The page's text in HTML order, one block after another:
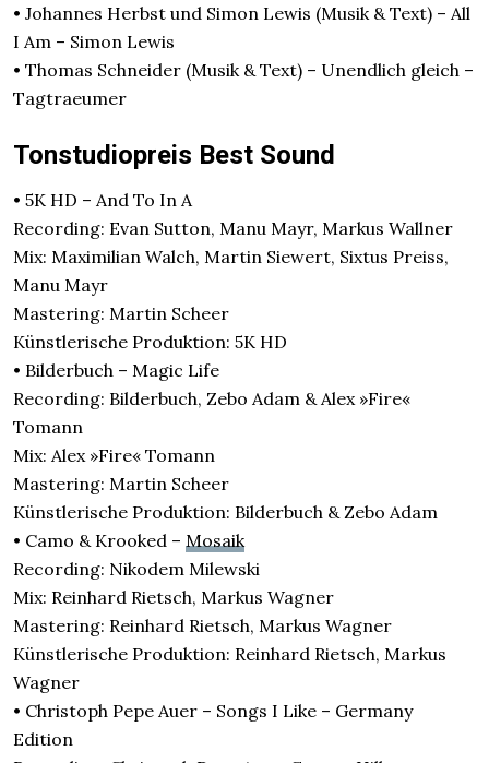
• Johannes Herbst und Simon Lewis (Musik & Text) – All
I Am – Simon Lewis
• Thomas Schneider (Musik & Text) – Unendlich gleich –
Tagtraeumer
Tonstudiopreis Best Sound
• 5K HD – And To In A
Recording: Evan Sutton, Manu Mayr, Markus Wallner
Mix: Maximilian Walch, Martin Siewert, Sixtus Preiss,
Manu Mayr
Mastering: Martin Scheer
Künstlerische Produktion: 5K HD
• Bilderbuch – Magic Life
Recording: Bilderbuch, Zebo Adam & Alex »Fire«
Tomann
Mix: Alex »Fire« Tomann
Mastering: Martin Scheer
Künstlerische Produktion: Bilderbuch & Zebo Adam
• Camo & Krooked – Mosaik
Recording: Nikodem Milewski
Mix: Reinhard Rietsch, Markus Wagner
Mastering: Reinhard Rietsch, Markus Wagner
Künstlerische Produktion: Reinhard Rietsch, Markus
Wagner
• Christoph Pepe Auer – Songs I Like – Germany
Edition